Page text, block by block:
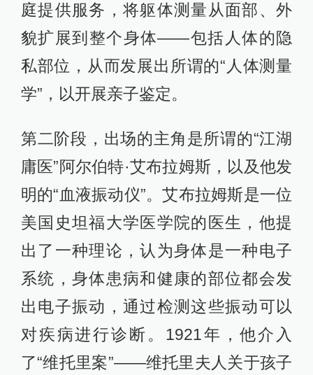
庭提供服务，将躯体测量从面部、外
貌扩展到整个身体——包括人体的隐
私部位，从而发展出所谓的“人体测量
学”，以开展亲子鉴定。
第二阶段，出场的主角是所谓的“江湖
庸医”阿尔伯特·艾布拉姆斯，以及他发
明的“血液振动仪”。艾布拉姆斯是一位
美国史坦福大学医学院的医生，他提
出了一种理论，认为身体是一种电子
系统，身体患病和健康的部位都会发
出电子振动，通过检测这些振动可以
对疾病进行诊断。1921年，他介入
了“维托里案”——维托里夫人关于孩子